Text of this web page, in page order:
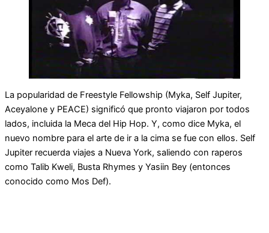
La popularidad de Freestyle Fellowship (Myka, Self Jupiter,
Aceyalone y PEACE) significó que pronto viajaron por todos
lados, incluida la Meca del Hip Hop. Y, como dice Myka, el
nuevo nombre para el arte de ir a la cima se fue con ellos. Self
Jupiter recuerda viajes a Nueva York, saliendo con raperos
como Talib Kweli, Busta Rhymes y Yasiin Bey (entonces
conocido como Mos Def).